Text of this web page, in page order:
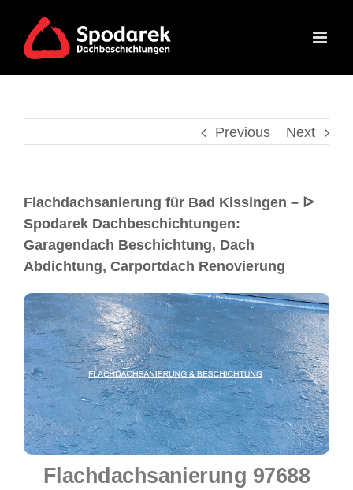
Previous Next
Flachdachsanierung für Bad Kissingen – ᐅ
Spodarek Dachbeschichtungen:
Garagendach Beschichtung, Dach
Abdichtung, Carportdach Renovierung
Flachdachsanierung 97688